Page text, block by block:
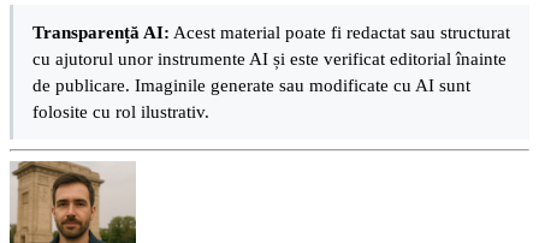
Transparență AI: Acest material poate fi redactat sau structurat
cu ajutorul unor instrumente AI și este verificat editorial înainte
de publicare. Imaginile generate sau modificate cu AI sunt
folosite cu rol ilustrativ.